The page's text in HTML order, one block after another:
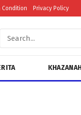
Condition Privacy Policy